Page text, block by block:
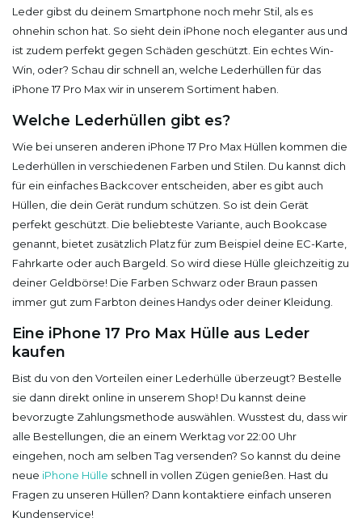
Leder gibst du deinem Smartphone noch mehr Stil, als es
ohnehin schon hat. So sieht dein iPhone noch eleganter aus und
ist zudem perfekt gegen Schäden geschützt. Ein echtes Win-
Win, oder? Schau dir schnell an, welche Lederhüllen für das
iPhone 17 Pro Max wir in unserem Sortiment haben.
Welche Lederhüllen gibt es?
Wie bei unseren anderen iPhone 17 Pro Max Hüllen kommen die
Lederhüllen in verschiedenen Farben und Stilen. Du kannst dich
für ein einfaches Backcover entscheiden, aber es gibt auch
Hüllen, die dein Gerät rundum schützen. So ist dein Gerät
perfekt geschützt. Die beliebteste Variante, auch Bookcase
genannt, bietet zusätzlich Platz für zum Beispiel deine EC-Karte,
Fahrkarte oder auch Bargeld. So wird diese Hülle gleichzeitig zu
deiner Geldbörse! Die Farben Schwarz oder Braun passen
immer gut zum Farbton deines Handys oder deiner Kleidung.
Eine iPhone 17 Pro Max Hülle aus Leder
kaufen
Bist du von den Vorteilen einer Lederhülle überzeugt? Bestelle
sie dann direkt online in unserem Shop! Du kannst deine
bevorzugte Zahlungsmethode auswählen. Wusstest du, dass wir
alle Bestellungen, die an einem Werktag vor 22:00 Uhr
eingehen, noch am selben Tag versenden? So kannst du deine
neue iPhone Hülle schnell in vollen Zügen genießen. Hast du
Fragen zu unseren Hüllen? Dann kontaktiere einfach unseren
Kundenservice!